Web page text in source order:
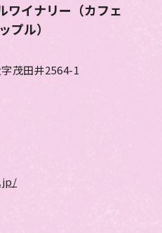
ワイナリー（カフェ
プル）
茂田井2564-1